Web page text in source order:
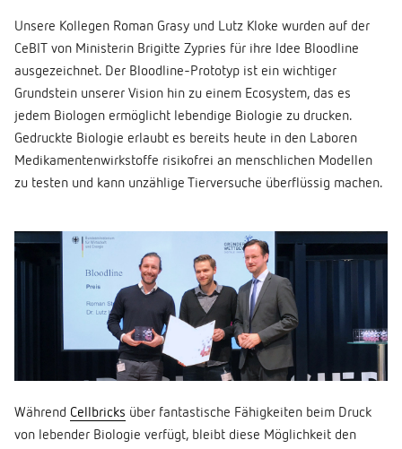
Unsere Kollegen Roman Grasy und Lutz Kloke wurden auf der
CeBIT von Ministerin Brigitte Zypries für ihre Idee Bloodline
ausgezeichnet. Der Bloodline-Prototyp ist ein wichtiger
Grundstein unserer Vision hin zu einem Ecosystem, das es
jedem Biologen ermöglicht lebendige Biologie zu drucken.
Gedruckte Biologie erlaubt es bereits heute in den Laboren
Medikamentenwirkstoffe risikofrei an menschlichen Modellen
zu testen und kann unzählige Tierversuche überflüssig machen.
Während Cellbricks über fantastische Fähigkeiten beim Druck
von lebender Biologie verfügt, bleibt diese Möglichkeit den